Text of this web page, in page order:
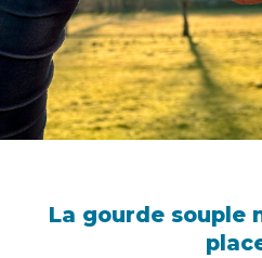
La gourde souple